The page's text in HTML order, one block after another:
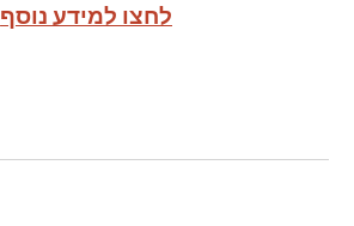
לחצו למידע נוסף